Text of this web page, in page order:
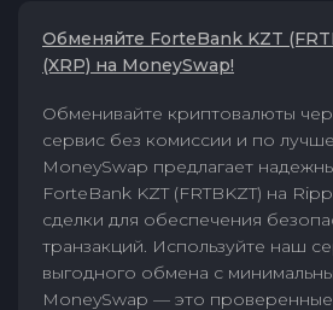
Обменяйте ForteBank KZT
(XRP) на MoneySwap!
Обменивайте криптовалюты
сервис без комиссии и по
MoneySwap предлагает
ForteBank KZT (FRTBKZT) на
сделки для обеспечения
транзакций. Используйте наш
выгодного обмена с
MoneySwap — это